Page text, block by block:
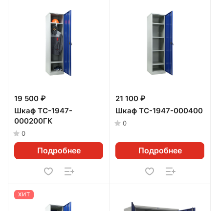
19 500 ₽
Шкаф TC-1947-
000200ГК
0
Подробнее
21 100 ₽
Шкаф TC-1947-000400
0
Подробнее
ХИТ